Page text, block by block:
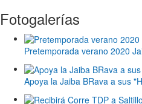
Fotogalerías
Pretemporada verano 2020
Apoya la Jaiba BRava a sus